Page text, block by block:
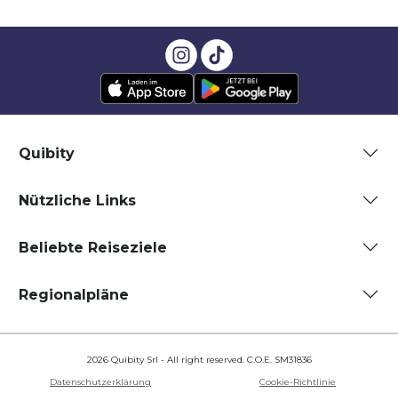
Quibity
Nützliche Links
Beliebte Reiseziele
Regionalpläne
2026 Quibity Srl - All right reserved. C.O.E. SM31836
Datenschutzerklärung
Cookie-Richtlinie